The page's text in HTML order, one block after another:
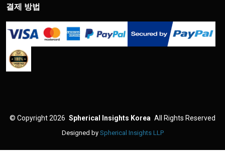
결제 방법
© Copyright 2026 Spherical Insights Korea All Rights Reserved
Designed by Spherical Insights LLP